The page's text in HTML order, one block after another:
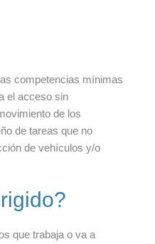
competencias mínimas
el acceso sin
de los
de tareas que no
de vehículos y/o
que trabaja o va a